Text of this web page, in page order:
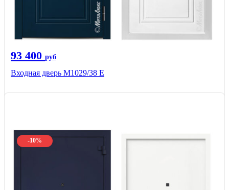
93 400 руб
Входная дверь М1029/38 E
-10%